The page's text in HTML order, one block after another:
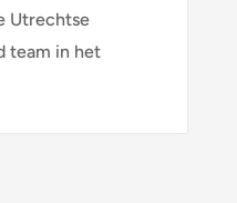
Utrechtse
team in het